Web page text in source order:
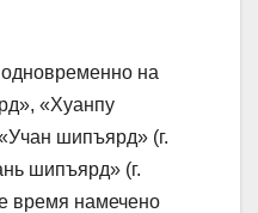
одновременно на
«Хуанпу
шипъярд» (г.
шипъярд» (г.
время намечено